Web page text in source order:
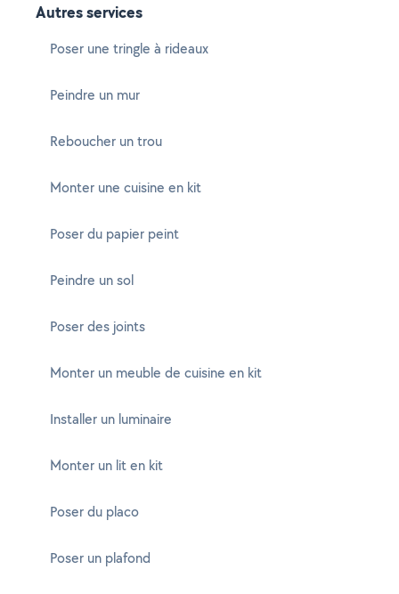
Autres services
Poser une tringle à rideaux
Peindre un mur
Reboucher un trou
Monter une cuisine en kit
Poser du papier peint
Peindre un sol
Poser des joints
Monter un meuble de cuisine en kit
Installer un luminaire
Monter un lit en kit
Poser du placo
Poser un plafond